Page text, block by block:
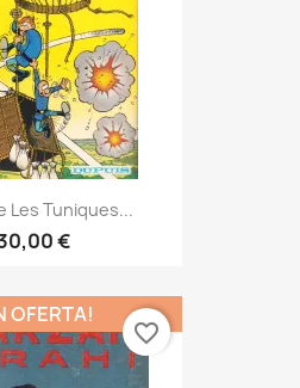
Les Tuniques...
€
OFERTA!
favorite_border